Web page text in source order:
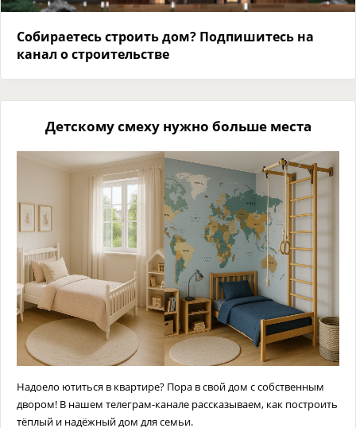
Собираетесь строить дом? Подпишитесь на
канал о строительстве
Детскому смеху нужно больше места
Надоело ютиться в квартире? Пора в свой дом с собственным
двором! В нашем телеграм-канале рассказываем, как построить
тёплый и надёжный дом для семьи.